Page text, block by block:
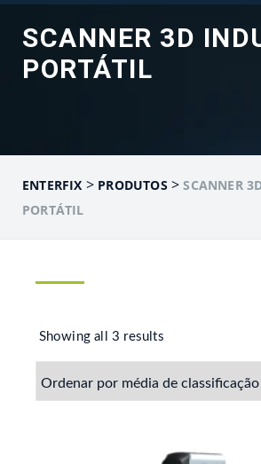
SCANNER 3D
PORTÁTIL
ENTERFIX > PRODUTOS >SCANNER
PORTÁTIL
Showing all 3 results